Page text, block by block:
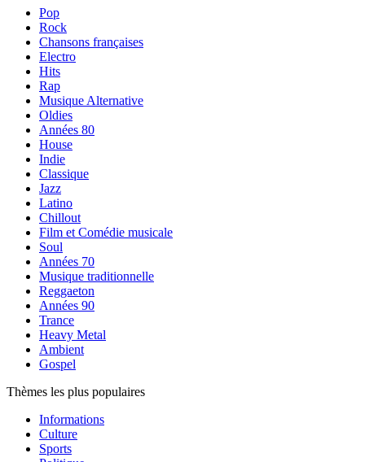
Pop
Rock
Chansons françaises
Electro
Hits
Rap
Musique Alternative
Oldies
Années 80
House
Indie
Classique
Jazz
Latino
Chillout
Film et Comédie musicale
Soul
Années 70
Musique traditionnelle
Reggaeton
Années 90
Trance
Heavy Metal
Ambient
Gospel
Thèmes les plus populaires
Informations
Culture
Sports